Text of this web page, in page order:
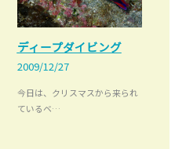
ディープダイビング
2009/12/27
今日は、クリスマスから来られ
ているベ…